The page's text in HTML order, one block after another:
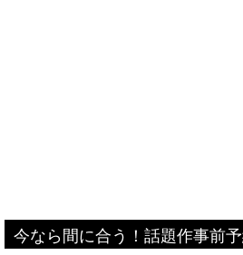
今なら間に合う！話題作事前